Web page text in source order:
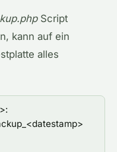
Script
kann auf ein
alles